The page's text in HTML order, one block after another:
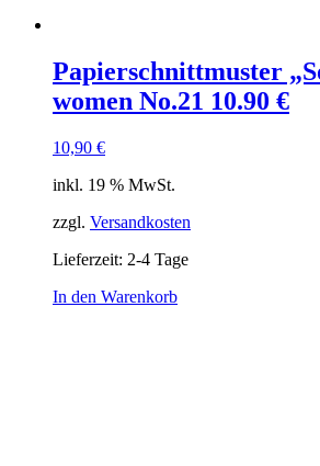
Papierschnittmuster
women No.21 10.90 €
10,90 €
inkl. 19 % MwSt.
zzgl. Versandkosten
Lieferzeit: 2-4 Tage
In den Warenkorb